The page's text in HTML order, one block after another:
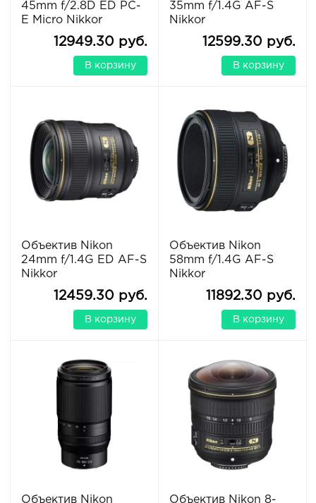
45mm f/2.8D ED PC-
E Micro Nikkor
12949.30 руб.
В корзину
35mm f/1.4G AF-S
Nikkor
12599.30 руб.
В корзину
Объектив Nikon
24mm f/1.4G ED AF-S
Nikkor
12459.30 руб.
В корзину
Объектив Nikon
58mm f/1.4G AF-S
Nikkor
11892.30 руб.
В корзину
Объектив Nikon
Объектив Nikon 8-